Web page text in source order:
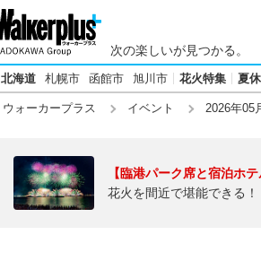
次の楽しいが見つかる。
北海道 札幌市 函館市 旭川市 花火特集 夏
ウォーカープラス イベント 2026年05
【臨港パーク席と宿泊ホ
花火を間近で堪能できる